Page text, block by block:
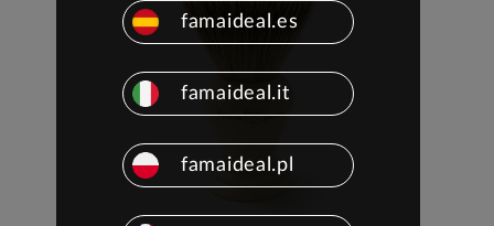
famaideal.es
famaideal.it
famaideal.pl